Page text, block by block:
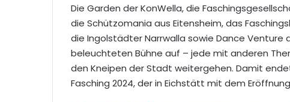
Die Garden der KonWella, die
die Schützomania aus Eitensheim, das
die Ingolstädter Narrwalla sowie Dance Venture
beleuchteten Bühne auf – jede mit anderen
den Kneipen der Stadt weitergehen. Damit
Fasching 2024, der in Eichstätt mit dem